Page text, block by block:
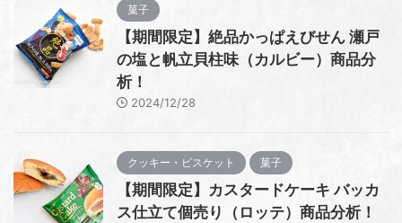
菓子
【期間限定】絶品かっぱえびせん 瀬戸
の塩と帆立貝柱味（カルビー）商品分
析！
2024/12/28
クッキー・ビスケット 菓子
【期間限定】カスタードケーキ バッカ
ス仕立て個売り（ロッテ）商品分析！